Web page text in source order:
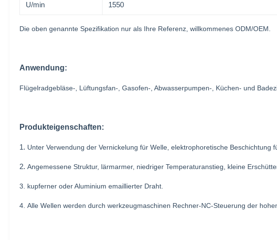
U/min 1550
Die oben genannte Spezifikation nur als Ihre Referenz, willkommenes ODM/OEM.
Anwendung:
Flügelradgebläse-, Lüftungsfan-, Gasofen-, Abwasserpumpen-, Küchen- und
Produkteigenschaften:
1. Unter Verwendung der Vernickelung für Welle, elektrophoretische Beschichtung
2. Angemessene Struktur, lärmarmer, niedriger Temperaturanstieg, kleine
3. kupferner oder Aluminium emaillierter Draht.
4. Alle Wellen werden durch werkzeugmaschinen Rechner-NC-Steuerung der